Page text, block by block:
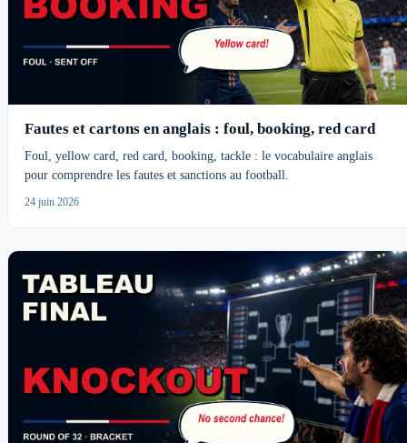
Fautes et cartons en anglais : foul, booking, red card
Foul, yellow card, red card, booking, tackle : le vocabulaire anglais
pour comprendre les fautes et sanctions au football.
24 juin 2026